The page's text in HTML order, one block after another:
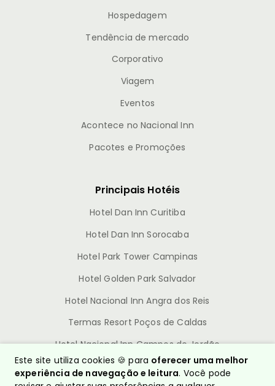
Hospedagem
Tendência de mercado
Corporativo
Viagem
Eventos
Acontece no Nacional Inn
Pacotes e Promoções
Principais Hotéis
Hotel Dan Inn Curitiba
Hotel Dan Inn Sorocaba
Hotel Park Tower Campinas
Hotel Golden Park Salvador
Hotel Nacional Inn Angra dos Reis
Termas Resort Poços de Caldas
Hotel Nacional Inn Campos do Jordão
Este site utiliza cookies 🍪 para oferecer uma melhor
experiência de navegação e leitura. Você pode